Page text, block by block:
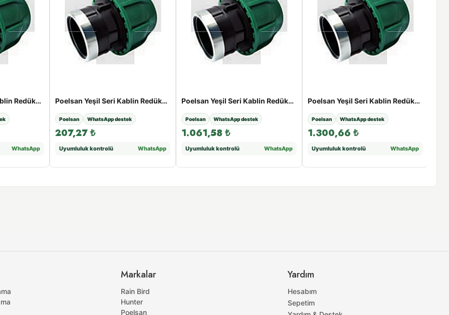
Poelsan Yeşil Seri Kablin Redüksiyon Te - 25 x 20 x 25
WhatsApp
Poelsan Yeşil Seri Kablin Redüksiyon Te - 50 x 25 x 50
Poelsan WhatsApp destek
207,27₺
Uyumluluk kontrolü WhatsApp
Poelsan Yeşil Seri Kablin Redüksiyon Te - 110 x 63 x 110
Poelsan WhatsApp destek
1.061,58 ₺
Uyumluluk kontrolü WhatsApp
Poelsan Yeşil Seri Kablin Redüksiyon Te - 110 x 90 x 110
Poelsan WhatsApp destek
1.300,66 ₺
Uyumluluk kontrolü WhatsApp
Markalar
Rain Bird
Hunter
Poelsan
Yardım
Hesabım
Sepetim